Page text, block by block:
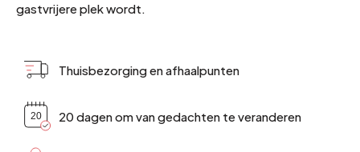
gastvrijere plek wordt.
Thuisbezorging en afhaalpunten
20 dagen om van gedachten te veranderen